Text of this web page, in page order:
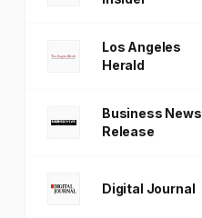
Los Angeles
Herald
Business News
Release
Digital Journal